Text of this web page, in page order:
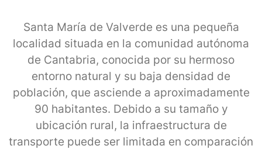
Santa María de Valverde es una pequeña
localidad situada en la comunidad autónoma
de Cantabria, conocida por su hermoso
entorno natural y su baja densidad de
población, que asciende a aproximadamente
90 habitantes. Debido a su tamaño y
ubicación rural, la infraestructura de
transporte puede ser limitada en comparación